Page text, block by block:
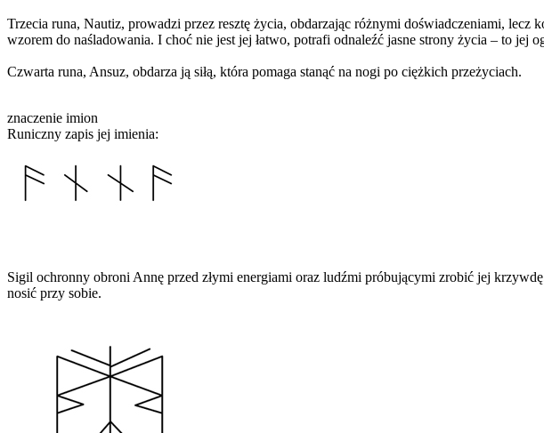
Trzecia runa, Nautiz, prowadzi przez resztę życia, obdarzając różnymi doświadczeniami, lecz
wzorem do naśladowania. I choć nie jest jej łatwo, potrafi odnaleźć jasne strony życia – to jej
Czwarta runa, Ansuz, obdarza ją siłą, która pomaga stanąć na nogi po ciężkich przeżyciach.
znaczenie imion
Runiczny zapis jej imienia:
Sigil ochronny obroni Annę przed złymi energiami oraz ludźmi próbującymi zrobić jej
nosić przy sobie.